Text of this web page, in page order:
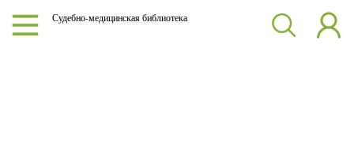
Судебно-медицинская библиотека